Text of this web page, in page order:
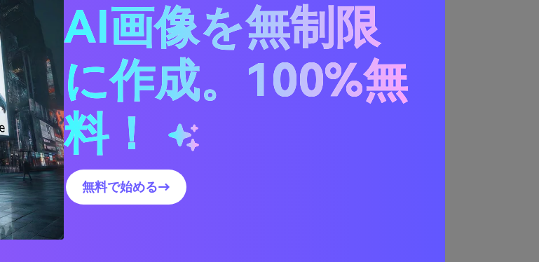
ドと相性の良い色は？
・オレンジ・レッドパレットを使う方法
レッドパレットのビジュアルを作成する
ンジ・レッドパレット
由
を伝えます。類似色なので、淡い色と深い鮮やかな色を
AI画像を無制限
に作成。100%無
料！
無料で始める→